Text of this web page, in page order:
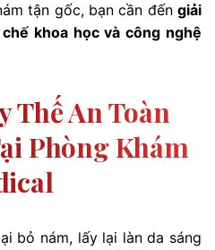
tận gốc, bạn cần đến giải
khoa học và công nghệ
Thế An Toàn
Phòng Khám
bỏ nám, lấy lại làn da sáng